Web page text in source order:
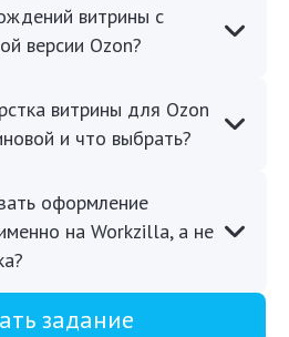
витрины с
версии Ozon?
витрины для Ozon
и что выбрать?
оформление
на Workzilla, а не
задание